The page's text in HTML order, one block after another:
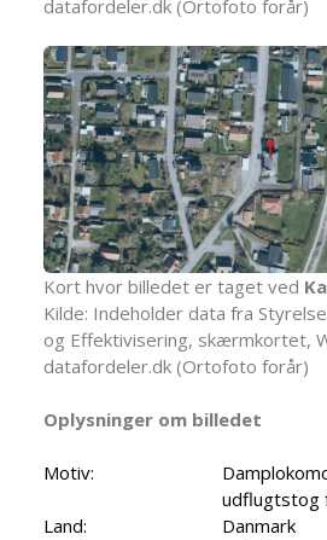
datafordeler.dk (Ortofoto forår)
Kort hvor billedet er taget ved
Kilde: Indeholder data fra
og Effektivisering, skærmkortet,
datafordeler.dk (Ortofoto forår)
Oplysninger om billedet
Motiv:
udflugtstog
Land:
Danmark